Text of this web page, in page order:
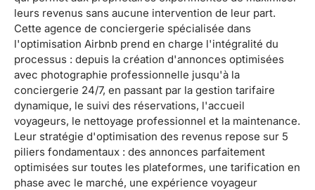
leurs revenus sans aucune intervention de leur part.
Cette agence de conciergerie spécialisée dans
l'optimisation Airbnb prend en charge l'intégralité du
processus : depuis la création d'annonces optimisées
avec photographie professionnelle jusqu'à la
conciergerie 24/7, en passant par la gestion tarifaire
dynamique, le suivi des réservations, l'accueil
voyageurs, le nettoyage professionnel et la maintenance.
Leur stratégie d'optimisation des revenus repose sur 5
piliers fondamentaux : des annonces parfaitement
optimisées sur toutes les plateformes, une tarification en
phase avec le marché, une expérience voyageur